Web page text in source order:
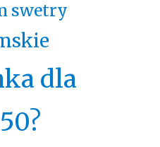
swetry
dla